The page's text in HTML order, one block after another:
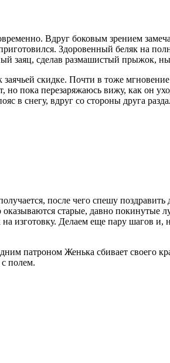
Вдруг боковым зрением
Здоровенный беляк на
заяц, сделав размашистый прыжок,
скидке. Почти в тоже
но пока перезаряжаюсь вижу, как он
в снегу, вдруг со стороны друга
после чего спешу поздравить
старые, давно покинутые
изготовку. Делаем еще пару шагов
патроном Женька сбивает своего
полем.